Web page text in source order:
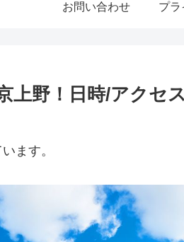
お問い合わせ プ
上野！日時/アクセ
ます。